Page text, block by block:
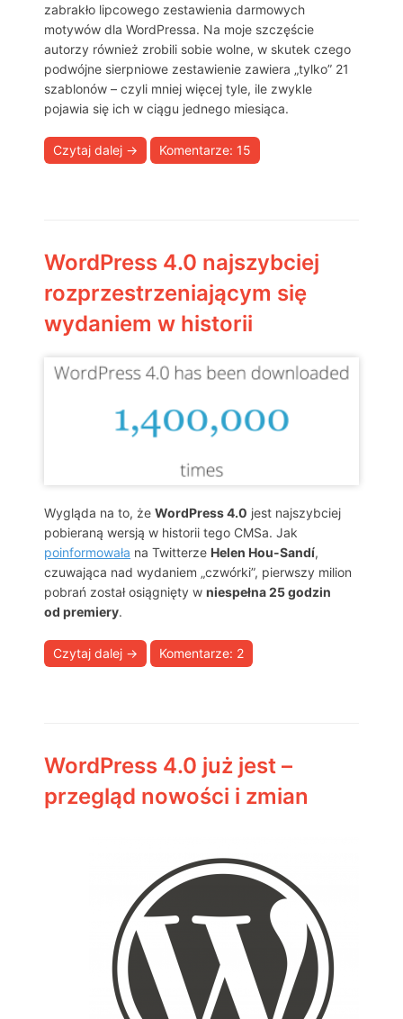
zabrakło lipcowego zestawienia darmowych
motywów dla WordPressa. Na moje szczęście
autorzy również zrobili sobie wolne, w skutek czego
podwójne sierpniowe zestawienie zawiera „tylko” 21
szablonów – czyli mniej więcej tyle, ile zwykle
pojawia się ich w ciągu jednego miesiąca.
Czytaj dalej → Komentarze: 15
WordPress 4.0 najszybciej
rozprzestrzeniającym się
wydaniem w historii
Wygląda na to, że WordPress 4.0 jest najszybciej
pobieraną wersją w historii tego CMSa. Jak
poinformowała na Twitterze Helen Hou-Sandí,
czuwająca nad wydaniem „czwórki”, pierwszy milion
pobrań został osiągnięty w niespełna 25 godzin
od premiery.
Czytaj dalej → Komentarze: 2
WordPress 4.0 już jest –
przegląd nowości i zmian